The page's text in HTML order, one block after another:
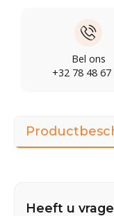
Bel ons
+32 78 48 67
Heeft u